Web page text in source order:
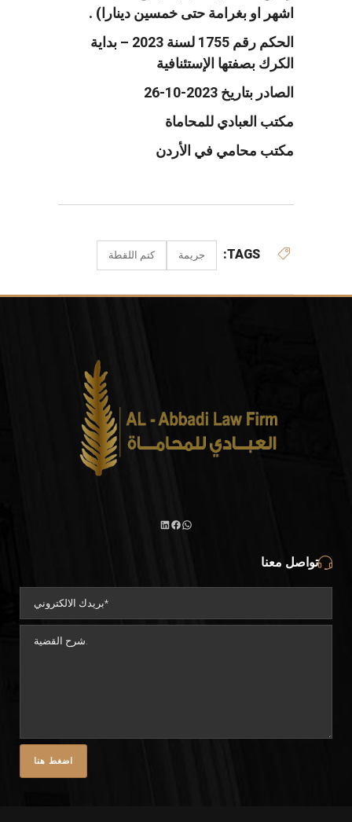
اشهر او بغرامة حتى خمسين دينارا ) .
الحكم رقم 1755 لسنة 2023 – بداية
الكرك بصفتها الإستئنافية
الصادر بتاريخ 2023-10-26
مكتب العبادي للمحاماة
مكتب محامي في الأردن
TAGS: جريمة كتم اللقطة
تواصل معنا